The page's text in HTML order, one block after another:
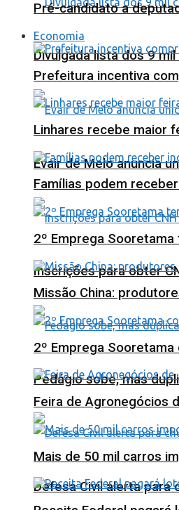
Divulgada lista dos 9
Evair de Melo anuncia
Inscrições para obter
Pedágio sobe, mas
Defesa Civil alerta para
Pré-candidato a
Economia
Prefeitura incentiva
Linhares recebe maior
Famílias podem
2º Emprega
Missão China:
2º Emprega
Feira de Agronegócios
Mais de 50 mil carros